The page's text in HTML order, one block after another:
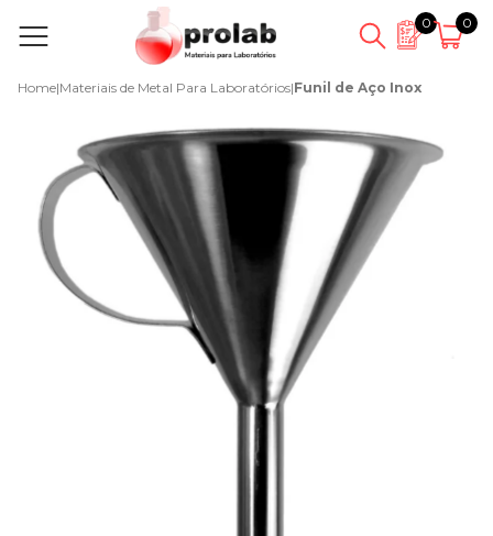
0 0
Home|Materiais de Metal Para Laboratórios|Funil de Aço Inox